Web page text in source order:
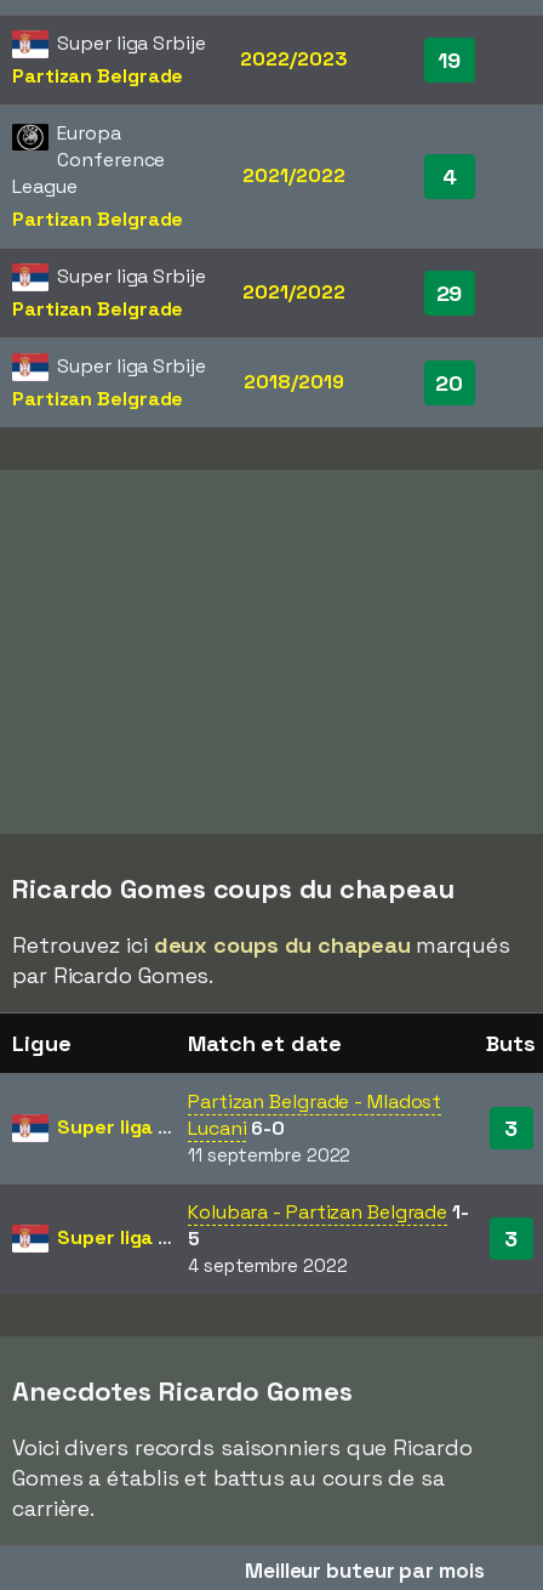
Super liga Srbije
Partizan Belgrade
2022/2023 19
Europa
Conference
League
Partizan Belgrade
2021/2022 4
Super liga Srbije
Partizan Belgrade
2021/2022 29
Super liga Srbije
Partizan Belgrade
2018/2019 20
Ricardo Gomes coups du chapeau
Retrouvez ici deux coups du chapeau marqués
par Ricardo Gomes.
Ligue Match et date Buts
Super liga Srbije
Partizan Belgrade - Mladost
Lucani 6-0
11 septembre 2022
3
Super liga Srbije
Kolubara - Partizan Belgrade 1-
5
4 septembre 2022
3
Anecdotes Ricardo Gomes
Voici divers records saisonniers que Ricardo
Gomes a établis et battus au cours de sa
carrière.
Meilleur buteur par mois